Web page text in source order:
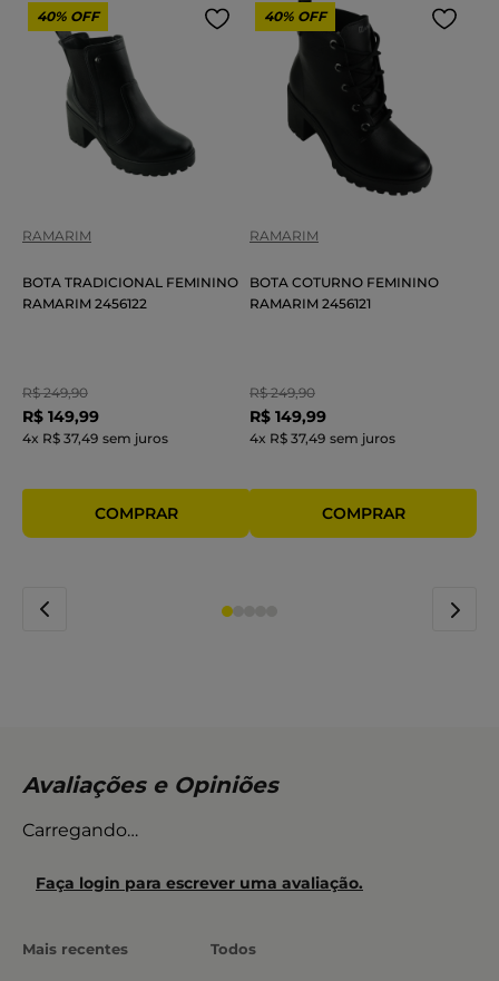
40% OFF
RAMARIM
BOTA TRADICIONAL FEMININO
RAMARIM 2456122
R$ 249,90
R$ 149,99
4x R$ 37,49 sem juros
40% OFF
RAMARIM
BOTA COTURNO FEMININO
RAMARIM 2456121
R$ 249,90
R$ 149,99
4x R$ 37,49 sem juros
Carregando…
Faça login para escrever uma avaliação.
Mais recentes Todos